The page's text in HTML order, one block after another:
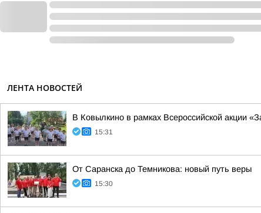
ЛЕНТА НОВОСТЕЙ
В Ковылкино в рамках Всероссийской акции
15:31
От Саранска до Темникова: новый путь веры
15:30